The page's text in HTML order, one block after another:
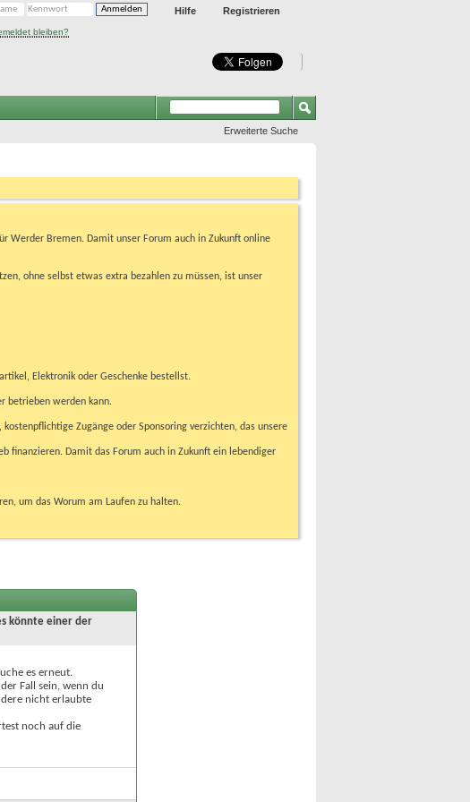
Registrieren
Hilfe
bleiben?
Erweiterte Suche
Werder Bremen. Damit unser Forum auch in Zukunft online
ohne selbst etwas extra bezahlen zu müssen, ist unser
Elektronik oder Geschenke bestellst.
betrieben werden kann.
Zugänge oder Sponsoring verzichten, das unsere
finanzieren. Damit das Forum auch in Zukunft ein lebendiger
um das Worum am Laufen zu halten.
könnte einer der
es erneut.
Fall sein, wenn du
nicht erlaubte
noch auf die